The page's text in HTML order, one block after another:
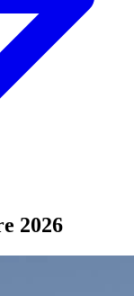
2026